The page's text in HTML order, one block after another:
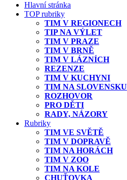
Hlavní stránka
TOP rubriky
TIM V REGIONECH
TIP NA VÝLET
TIM V PRAZE
TIM V BRNĚ
TIM V LÁZNÍCH
REZENZE
TIM V KUCHYNI
TIM NA SLOVENSKU
ROZHOVOR
PRO DĚTI
RADY, NÁZORY
Rubriky
TIM VE SVĚTĚ
TIM V DOPRAVĚ
TIM NA HORÁCH
TIM V ZOO
TIM NA KOLE
CHUŤOVKA